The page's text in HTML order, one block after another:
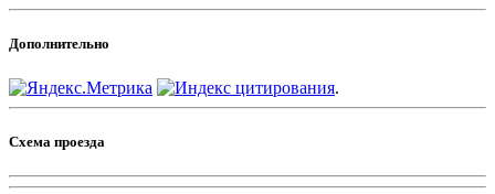
Дополнительно
.
Схема проезда